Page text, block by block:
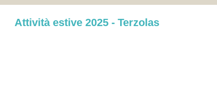
Tu sei qui
Attività estive 2025 - Terzolas